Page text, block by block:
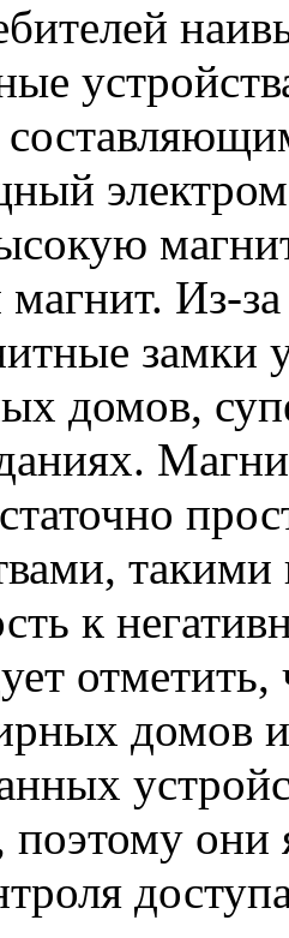
Из-
замки
домов,
такими
к
отметить,
домов
они